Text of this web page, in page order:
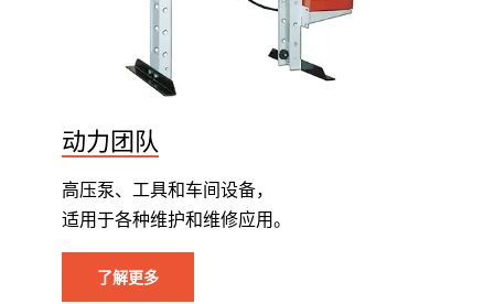
动力团队
高压泵、工具和车间设备，
适用于各种维护和维修应用。
了解更多